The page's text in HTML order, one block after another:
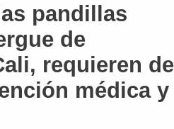
pandillas
de
requieren de
médica y